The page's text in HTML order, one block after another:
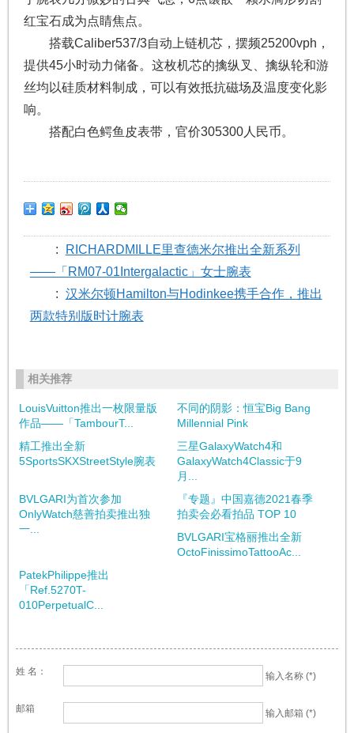
红宝石成为点睛焦点。
搭载Caliber537/3自动上链机芯，摆频25200vph，
提供45小时动力储备。这枚机芯的擒纵叉、擒纵轮和游
丝均以硅质材料制成，可以有效抵抗磁场及温度变化影
响。
搭配白色鳄鱼皮表带，官价305300人民币。
:
RICHARDMILLE里查德米尔推出全新系列
——「RM07-01Intergalactic」女士腕表
: 汉米尔顿Hamilton与Hodinkee携手合作，推出
两款特别版时计腕表
相关推荐
LouisVuitton推出一枚限量版
作品——「TambourT...
不同的阴影：恒宝Big Bang
Millennial Pink
精工推出全新
5SportsSKXStreetStyle腕表
三星GalaxyWatch4和
GalaxyWatch4Classic于9
月...
BVLGARI为首次参加
OnlyWatch慈善拍卖推出独
一...
『专题』中国嘉德2021春季
拍卖会必看拍品 TOP 10
BVLGARI宝格丽推出全新
OctoFinissimoTattooAc...
PatekPhilippe推出
「Ref.5270T-
010PerpetualC...
姓 名： 输入名称 (*)
邮箱 输入邮箱 (*)